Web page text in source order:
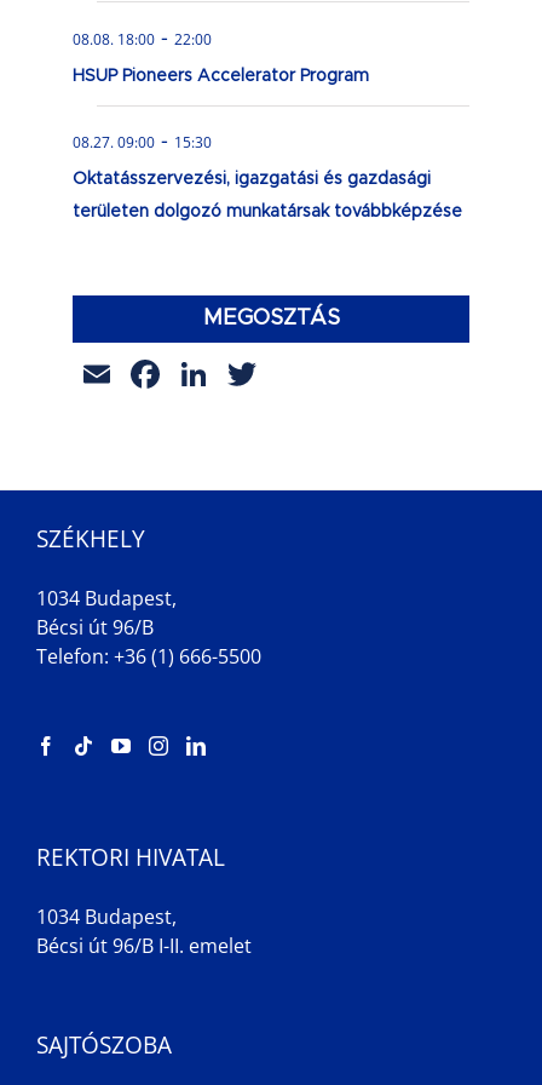
08.08. 18:00 - 22:00
HSUP Pioneers Accelerator Program
08.27. 09:00 - 15:30
Oktatásszervezési, igazgatási és gazdasági
területen dolgozó munkatársak továbbképzése
MEGOSZTÁS
EmailFacebook
LinkedIn
SZÉKHELY
1034 Budapest,
Bécsi út 96/B
Telefon: +36 (1) 666-5500
REKTORI HIVATAL
1034 Budapest,
Bécsi út 96/B I-II. emelet
SAJTÓSZOBA